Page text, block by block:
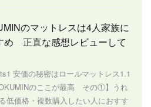
のマットレスは4人家族に
め 正直な感想レビューして
安価の秘密はロールマットレス1.1
のここが最高 その①】うれ
低価格・複数購入したい人におすす